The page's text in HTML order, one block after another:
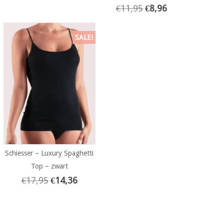
€11,95 €8,96
SALE!
Schiesser – Luxury Spaghetti
Top – zwart
€17,95 €14,36